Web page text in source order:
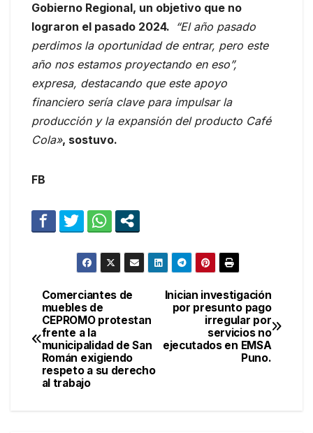
Gobierno Regional, un objetivo que no
lograron el pasado 2024. “El año pasado
perdimos la oportunidad de entrar, pero este
año nos estamos proyectando en eso”,
expresa, destacando que este apoyo
financiero sería clave para impulsar la
producción y la expansión del producto Café
Cola», sostuvo.
FB
Navegación
de
entradas
Inician investigación
por presunto pago
irregular por
servicios no
ejecutados en EMSA
Puno.
Comerciantes de
muebles de
CEPROMO protestan
frente a la
municipalidad de San
Román exigiendo
respeto a su derecho
al trabajo